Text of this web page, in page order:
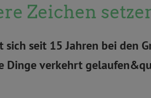
Zeichen
seit 15 Jahren bei
verkehrt